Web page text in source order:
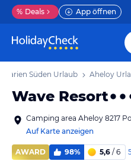
% Deals App öffnen
Süden Urlaub Aheloy
Wave Resort
Camping area Aheloy 8217
Auf Karte anzeigen
AWARD 98% 5,6 / 6